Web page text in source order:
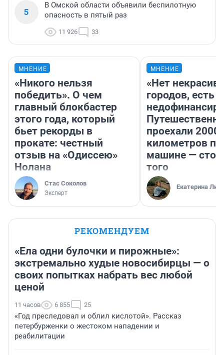
5
В Омской области объявили беспилотную
опасность в пятый раз
11 926 33
МНЕНИЕ
«Никого нельзя
победить». О чем
главный блокбастер
этого года, который
бьет рекорды в
прокате: честный
отзыв на «Одиссею»
Нолана
Стас Соколов
Эксперт
МНЕНИЕ
«Нет
городов, есть
проехали 2000
километров по
машине —
того
Екатерина
РЕКОМЕНДУЕМ
«Ела одни булочки и пирожные»:
экстремально худые новосибирцы — о
своих попытках набрать вес любой
ценой
11 часов 6 855 25
«Год преследовал и облил кислотой». Рассказ
петербурженки о жестоком нападении и
реабилитации